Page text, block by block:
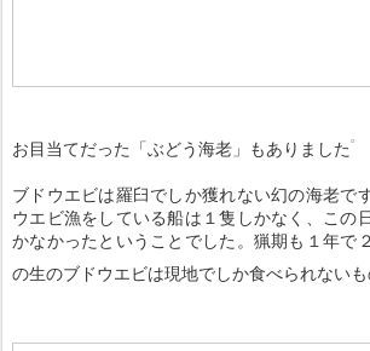
お目当てだった「ぶどう海老」もありました
ブドウエビは羅臼でしか獲れない幻の海老で
ウエビ漁をしている船は１隻しかなく、この
かなかったということでした。猟期も１年で
の生のブドウエビは現地でしか食べられない